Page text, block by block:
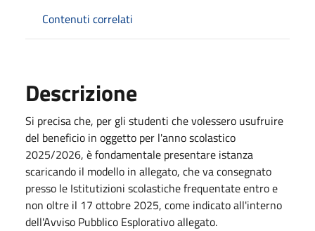
Contenuti correlati
Descrizione
Si precisa che, per gli studenti che volessero usufruire
del beneficio in oggetto per l'anno scolastico
2025/2026, è fondamentale presentare istanza
scaricando il modello in allegato, che va consegnato
presso le Istitutizioni scolastiche frequentate entro e
non oltre il 17 ottobre 2025, come indicato all'interno
dell'Avviso Pubblico Esplorativo allegato.